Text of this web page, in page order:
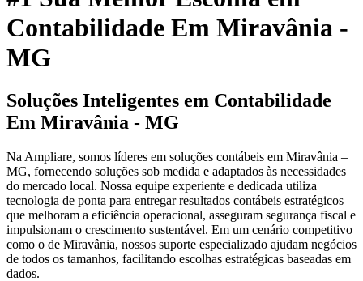
Contabilidade Em Miravânia -
MG
Soluções Inteligentes em Contabilidade
Em Miravânia - MG
Na Ampliare, somos líderes em soluções contábeis em Miravânia –
MG, fornecendo soluções sob medida e adaptados às necessidades
do mercado local. Nossa equipe experiente e dedicada utiliza
tecnologia de ponta para entregar resultados contábeis estratégicos
que melhoram a eficiência operacional, asseguram segurança fiscal e
impulsionam o crescimento sustentável. Em um cenário competitivo
como o de Miravânia, nossos suporte especializado ajudam negócios
de todos os tamanhos, facilitando escolhas estratégicas baseadas em
dados.